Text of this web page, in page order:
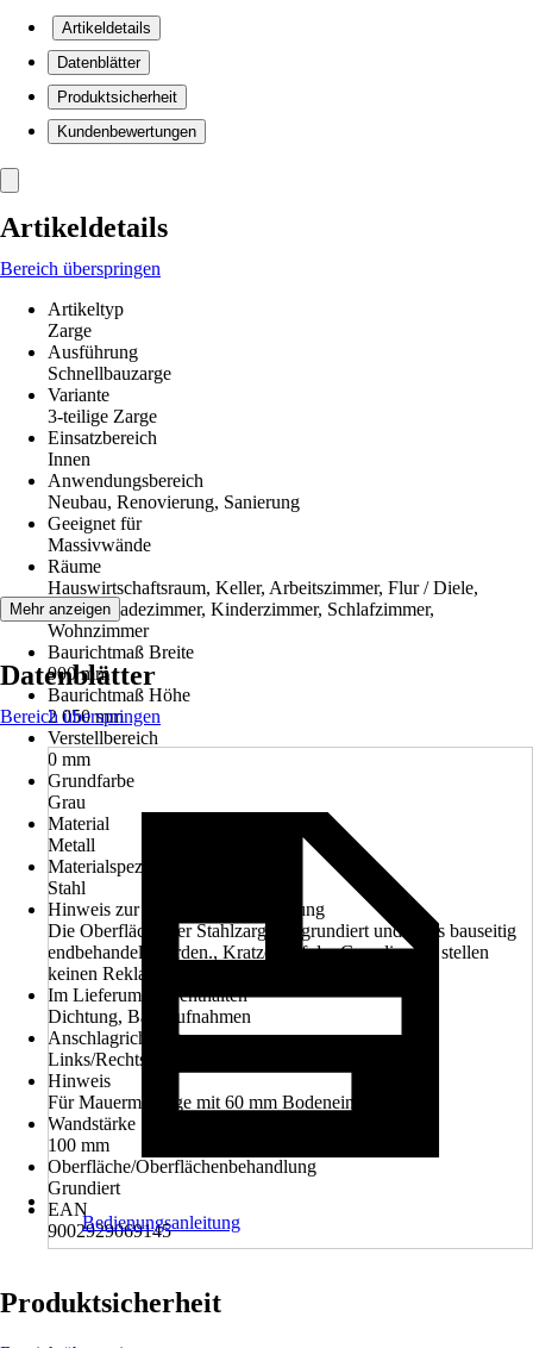
Artikeldetails
Datenblätter
Produktsicherheit
Kundenbewertungen
Artikeldetails
Bereich überspringen
Artikeltyp
Zarge
Ausführung
Schnellbauzarge
Variante
3-teilige Zarge
Einsatzbereich
Innen
Anwendungsbereich
Neubau, Renovierung, Sanierung
Geeignet für
Massivwände
Räume
Hauswirtschaftsraum, Keller, Arbeitszimmer, Flur / Diele,
Küche, Badezimmer, Kinderzimmer, Schlafzimmer,
Wohnzimmer
Baurichtmaß Breite
900 mm
Baurichtmaß Höhe
2 050 mm
Verstellbereich
0 mm
Grundfarbe
Grau
Material
Metall
Materialspezifizierung
Stahl
Hinweis zur Oberflächenbehandlung
Die Oberfläche der Stahlzarge ist grundiert und muss bauseitig
endbehandelt werden., Kratzer auf der Grundierung stellen
keinen Reklamationsgrund dar !
Im Lieferumfang enthalten
Dichtung, Bandaufnahmen
Anschlagrichtung
Links/Rechts verwendbar
Hinweis
Für Mauermontage mit 60 mm Bodeneinstand
Wandstärke
100 mm
Oberfläche/Oberflächenbehandlung
Grundiert
EAN
9002929069145
Mehr anzeigen
Datenblätter
Bereich überspringen
Bedienungsanleitung
Produktsicherheit